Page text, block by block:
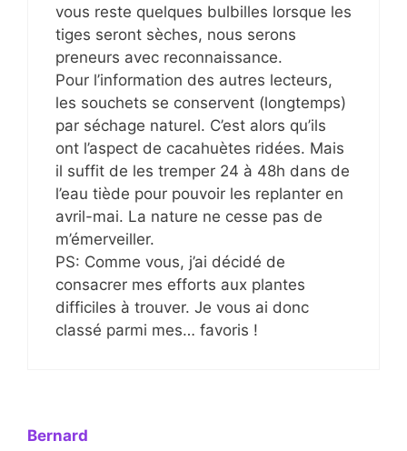
vous reste quelques bulbilles lorsque les
tiges seront sèches, nous serons
preneurs avec reconnaissance.
Pour l’information des autres lecteurs,
les souchets se conservent (longtemps)
par séchage naturel. C’est alors qu’ils
ont l’aspect de cacahuètes ridées. Mais
il suffit de les tremper 24 à 48h dans de
l’eau tiède pour pouvoir les replanter en
avril-mai. La nature ne cesse pas de
m’émerveiller.
PS: Comme vous, j’ai décidé de
consacrer mes efforts aux plantes
difficiles à trouver. Je vous ai donc
classé parmi mes… favoris !
Bernard